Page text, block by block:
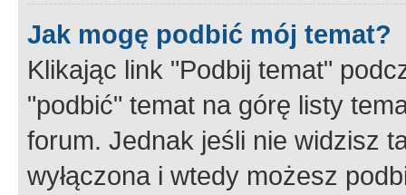
Jak mogę podbić mój temat?
Klikając link "Podbij temat"
"podbić" temat na górę listy
forum. Jednak jeśli nie widzisz
wyłączona i wtedy możesz